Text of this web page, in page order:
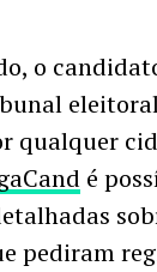
o
qualquer
é
pediram